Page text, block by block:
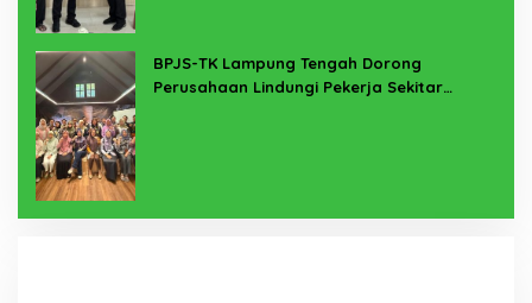
BPJS-TK Lampung Tengah Dorong
Perusahaan Lindungi Pekerja Sekitar